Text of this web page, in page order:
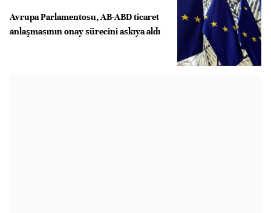
Avrupa Parlamentosu, AB-ABD ticaret
anlaşmasının onay sürecini askıya aldı